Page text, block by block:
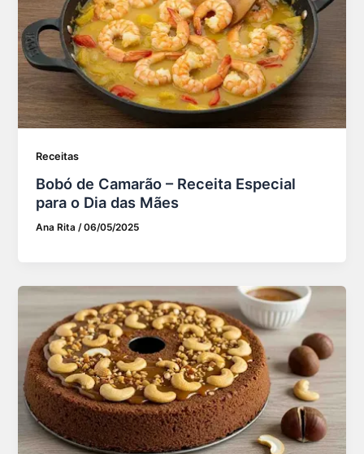
Receitas
Bobó de Camarão – Receita Especial
para o Dia das Mães
Ana Rita/06/05/2025